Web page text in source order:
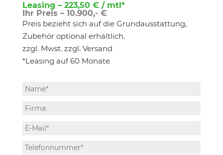
Leasing – 223,50 € / mtl*
Ihr Preis – 10.900,- €
Preis bezieht sich auf die Grundausstattung,
Zubehör optional erhältlich.
zzgl. Mwst. zzgl. Versand
*Leasing auf 60 Monate